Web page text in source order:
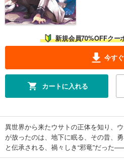
新規会員70%OFFクー
今す
カートに入れる
異世界から来たウサトの正体を知り、
が放ったのは、地下に眠る、その昔、
と伝承される、禍々しき“邪竜”だった